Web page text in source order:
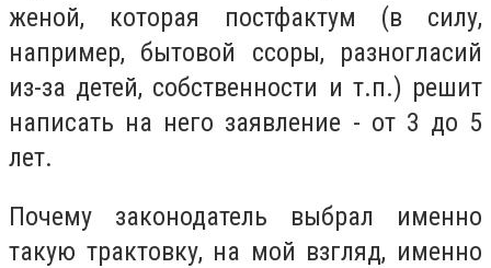
женой, которая постфактум (в силу,
например, бытовой ссоры, разногласий
из-за детей, собственности и т.п.) решит
написать на него заявление - от 3 до 5
лет.
Почему законодатель выбрал именно
такую трактовку, на мой взгляд, именно